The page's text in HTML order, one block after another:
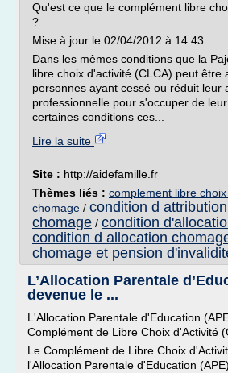
Qu'est ce que le complément libre
?
Mise à jour le 02/04/2012 à 14:43
Dans les mêmes conditions que la
libre choix d'activité (CLCA) peut être
personnes ayant cessé ou réduit leur
professionnelle pour s'occuper de
certaines conditions ces...
Lire la suite
Site : http://aidefamille.fr
Thèmes liés : complement libre
chomage / condition d
chomage / condition
condition d allocation
chomage et pension
L’Allocation Parentale
devenue le ...
L'Allocation Parentale d'Education
Complément de Libre Choix d'Activité
Le Complément de Libre Choix
l'Allocation Parentale d'Education